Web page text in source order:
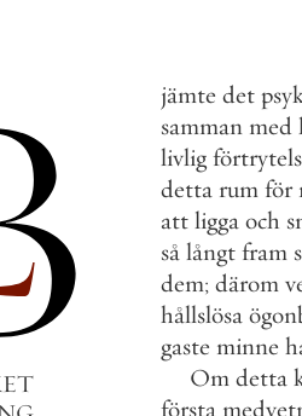
jämte det
samman med
livlig
detta rum för
att ligga och
så långt fram
dem; därom
hållslösa
gaste minne
Om detta
första